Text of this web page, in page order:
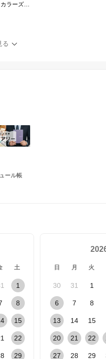
ラーズ N
具
る
ール帳
土
1
8
15
22
29
日 月 火
30 31 1
6 7 8
13 14 15
20 21 22
27 28 29